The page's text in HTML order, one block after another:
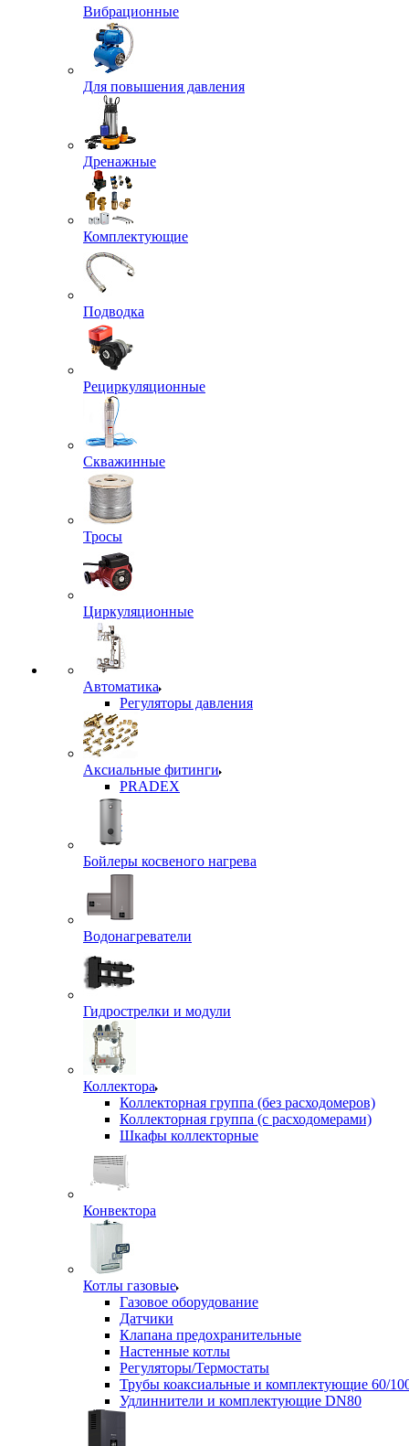
Вибрационные
Для повышения давления
Дренажные
Комплектующие
Подводка
Рециркуляционные
Скважинные
Тросы
Циркуляционные
Автоматика
Регуляторы давления
Аксиальные фитинги
PRADEX
Бойлеры косвеного нагрева
Водонагреватели
Гидрострелки и модули
Коллектора
Коллекторная группа (без расходомеров)
Коллекторная группа (с расходомерами)
Шкафы коллекторные
Конвектора
Котлы газовые
Газовое оборудование
Датчики
Клапана предохранительные
Настенные котлы
Регуляторы/Термостаты
Трубы коаксиальные и комплектующие 60/
Удлиннители и комплектующие DN80